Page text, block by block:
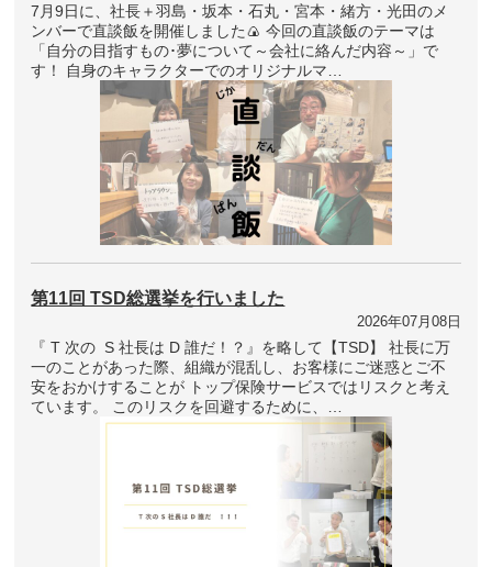
7月9日に、社長＋羽島・坂本・石丸・宮本・緒方・光田のメ
ンバーで直談飯を開催しました🍙 今回の直談飯のテーマは
「自分の目指すもの･夢について～会社に絡んだ内容～」で
す！ 自身のキャラクターでのオリジナルマ…
第11回 TSD総選挙を行いました
2026年07月08日
『 T 次の S 社長は D 誰だ！？』を略して【TSD】 社長に万
一のことがあった際、組織が混乱し、お客様にご迷惑とご不
安をおかけすることが トップ保険サービスではリスクと考え
ています。 このリスクを回避するために、…